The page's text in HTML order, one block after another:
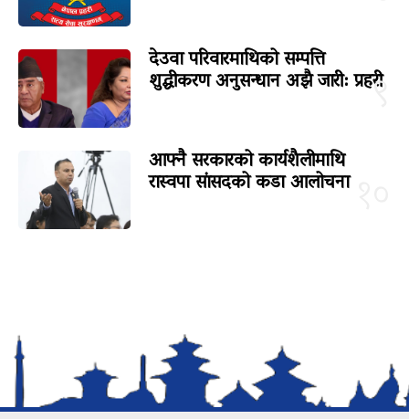
९
देउवा परिवारमाथिको सम्पत्ति
शुद्धीकरण अनुसन्धान अझै जारी: प्रहरी
आफ्नै सरकारको कार्यशैलीमाथि
रास्वपा सांसदको कडा आलोचना